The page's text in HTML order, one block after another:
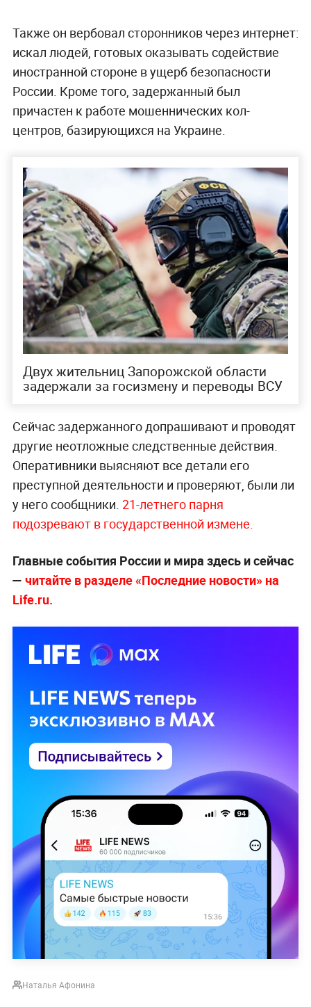
Также он вербовал сторонников через интернет:
искал людей, готовых оказывать содействие
иностранной стороне в ущерб безопасности
России. Кроме того, задержанный был
причастен к работе мошеннических кол-
центров, базирующихся на Украине.
Двух жительниц Запорожской области
задержали за госизмену и переводы ВСУ
Сейчас задержанного допрашивают и проводят
другие неотложные следственные действия.
Оперативники выясняют все детали его
преступной деятельности и проверяют, были ли
у него сообщники. 21-летнего парня
подозревают в государственной измене.
Главные события России и мира здесь и сейчас
— читайте в разделе «Последние новости» на
Life.ru.
Наталья Афонина